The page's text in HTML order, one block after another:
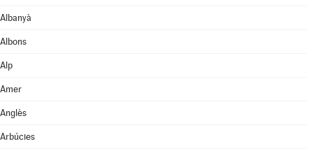
Albanyà
Albons
Alp
Amer
Anglès
Arbúcies